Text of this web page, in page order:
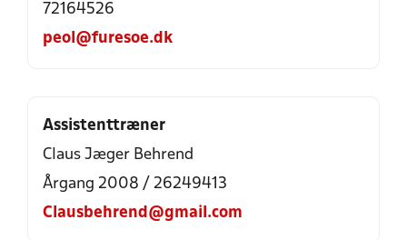
72164526
peol@furesoe.dk
Assistenttræner
Claus Jæger Behrend
Årgang 2008 / 26249413
Clausbehrend@gmail.com